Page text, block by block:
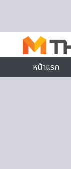
หน้าแรก